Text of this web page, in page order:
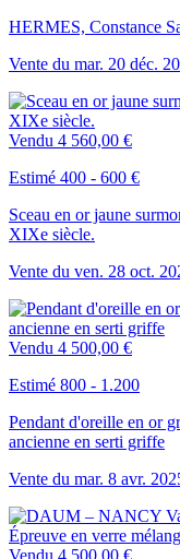
HERMES, Constance
Vente du mar. 20 déc.
Vendu 4 560,00 €
Estimé 400 - 600 €
Sceau en or jaune
XIXe siècle.
Vente du ven. 28 oct.
Vendu 4 500,00 €
Estimé 800 - 1.200
Pendant d'oreille en or
ancienne en serti griffe
Vente du mar. 8 avr.
Vendu 4 500,00 €